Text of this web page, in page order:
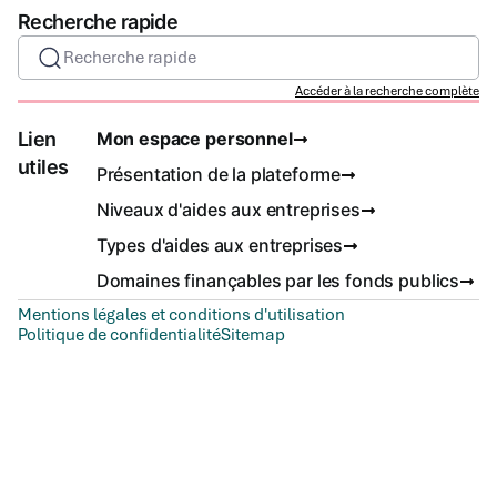
Recherche rapide
Recherche rapide
Accéder à la recherche complète
Lien
utiles
Mon espace personnel
Présentation de la plateforme
Niveaux d'aides aux entreprises
Types d'aides aux entreprises
Domaines finançables par les fonds publics
Mentions légales et conditions d'utilisation
Politique de confidentialitéSitemap